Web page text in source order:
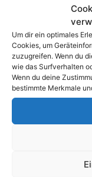
Um dir ein optimales
Cookies, um
zuzugreifen. Wenn du
wie das Surfverhalten
Wenn du deine
bestimmte Merkmale
Liste
Dies ist nur
zur WM 2026,
könnt. Hier
Übersicht mit